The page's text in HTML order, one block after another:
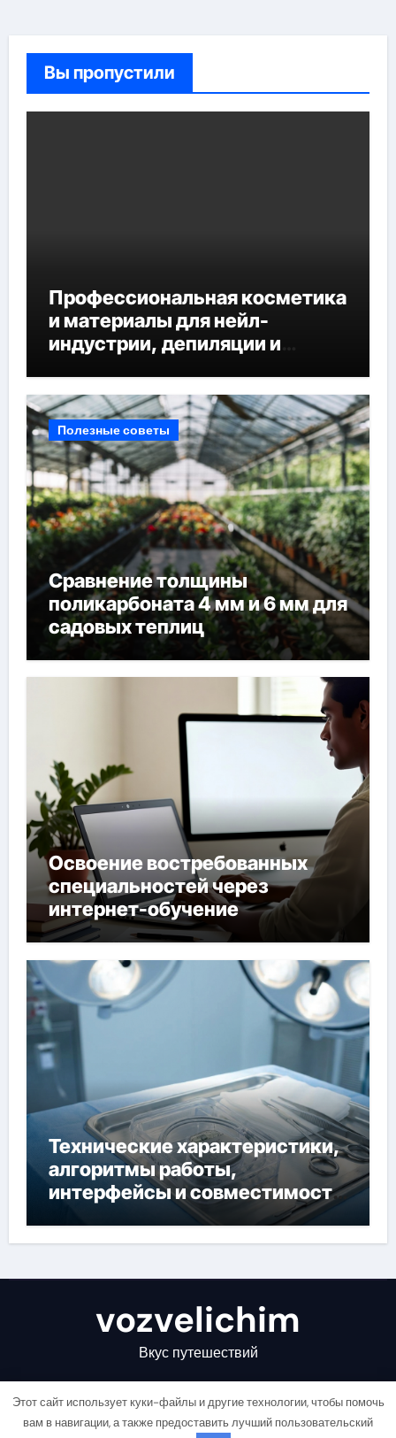
Вы пропустили
Профессиональная косметика
и материалы для нейл-
индустрии, депиляции и
Полезные советы
Сравнение толщины
поликарбоната 4 мм и 6 мм для
садовых теплиц
Освоение востребованных
специальностей через
интернет-обучение
Технические характеристики,
алгоритмы работы,
интерфейсы и совместимость
двухкамерного ЭКС Apollo DR
vozvelichim
Вкус путешествий
Этот сайт использует куки-файлы и другие технологии, чтобы помочь
вам в навигации, а также предоставить лучший пользовательский